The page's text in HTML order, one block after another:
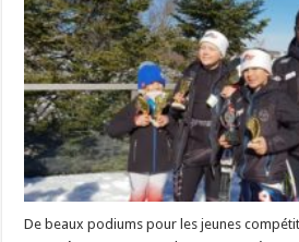
De beaux podiums pour les jeunes